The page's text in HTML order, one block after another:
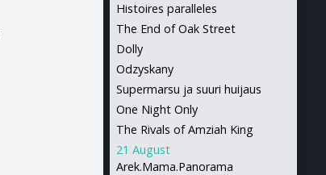
Histoires paralleles
The End of Oak Street
Dolly
Odzyskany
Supermarsu ja suuri huijaus
One Night Only
The Rivals of Amziah King
21 August
Arek.Mama.Panorama